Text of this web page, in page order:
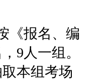
报名、编
9人一组。
本组考场